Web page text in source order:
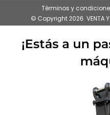
Términos y
© Copyright 2026 VENTA Y
¡Estás a un